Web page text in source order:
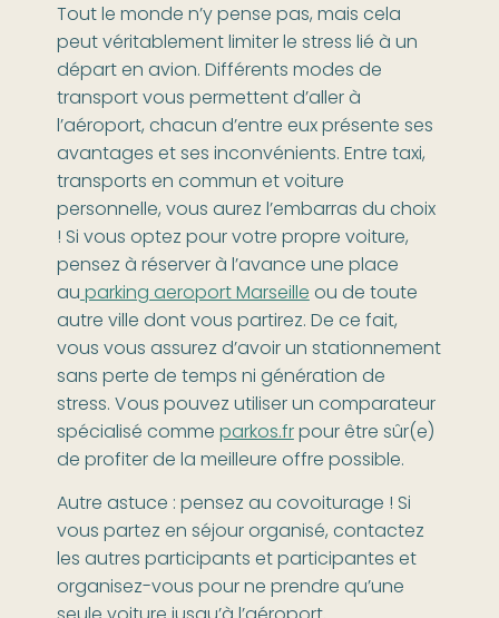
Tout le monde n’y pense pas, mais cela
peut véritablement limiter le stress lié à un
départ en avion. Différents modes de
transport vous permettent d’aller à
l’aéroport, chacun d’entre eux présente ses
avantages et ses inconvénients. Entre taxi,
transports en commun et voiture
personnelle, vous aurez l’embarras du choix
! Si vous optez pour votre propre voiture,
pensez à réserver à l’avance une place
auparking aeroport Marseilleou de toute
autre ville dont vous partirez. De ce fait,
vous vous assurez d’avoir un stationnement
sans perte de temps ni génération de
stress. Vous pouvez utiliser un comparateur
spécialisé commeparkos.frpour être sûr(e)
de profiter de la meilleure offre possible.
Autre astuce : pensez au covoiturage ! Si
vous partez en séjour organisé, contactez
les autres participants et participantes et
organisez-vous pour ne prendre qu’une